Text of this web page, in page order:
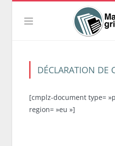
DÉCLARATION DE
[cmplz-document type=
region= »eu »]